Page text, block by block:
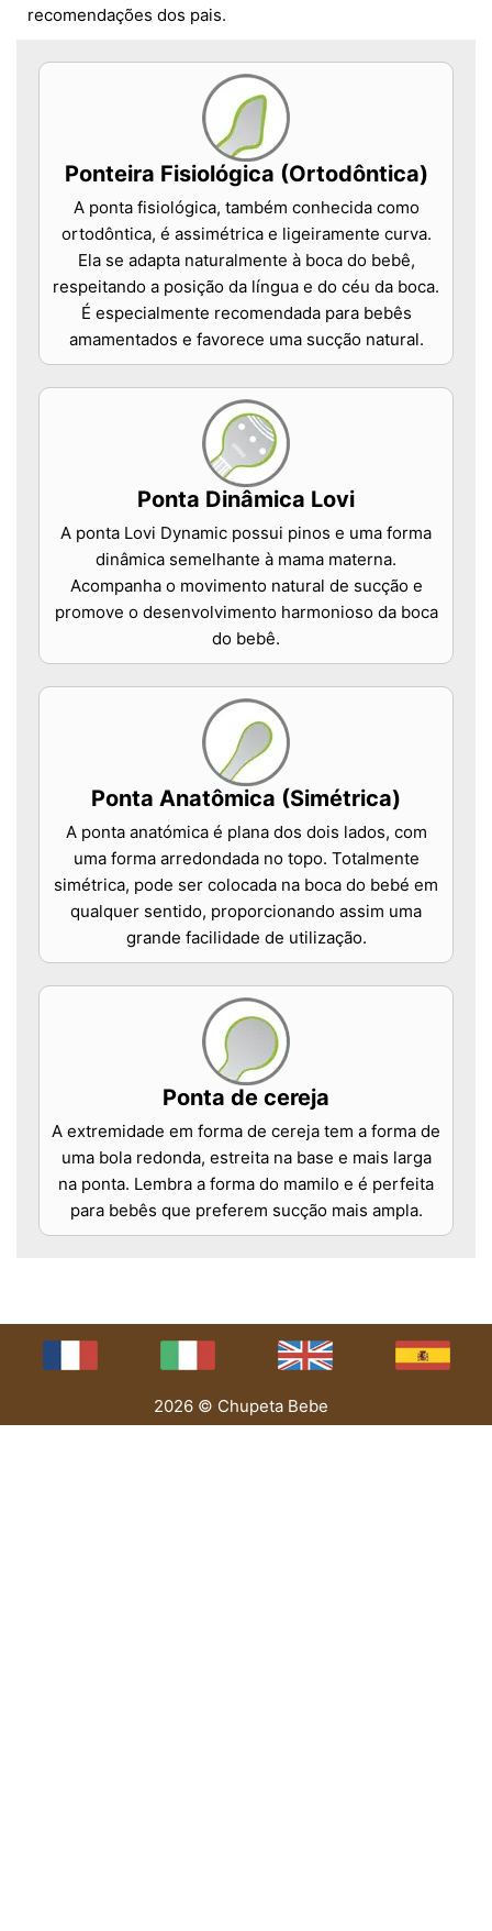
recomendações dos pais.
Ponteira Fisiológica (Ortodôntica)
A ponta fisiológica, também conhecida como
ortodôntica, é assimétrica e ligeiramente curva.
Ela se adapta naturalmente à boca do bebê,
respeitando a posição da língua e do céu da boca.
É especialmente recomendada para bebês
amamentados e favorece uma sucção natural.
Ponta Dinâmica Lovi
A ponta Lovi Dynamic possui pinos e uma forma
dinâmica semelhante à mama materna.
Acompanha o movimento natural de sucção e
promove o desenvolvimento harmonioso da boca
do bebê.
Ponta Anatômica (Simétrica)
A ponta anatómica é plana dos dois lados, com
uma forma arredondada no topo. Totalmente
simétrica, pode ser colocada na boca do bebé em
qualquer sentido, proporcionando assim uma
grande facilidade de utilização.
Ponta de cereja
A extremidade em forma de cereja tem a forma de
uma bola redonda, estreita na base e mais larga
na ponta. Lembra a forma do mamilo e é perfeita
para bebês que preferem sucção mais ampla.
2026 © Chupeta Bebe